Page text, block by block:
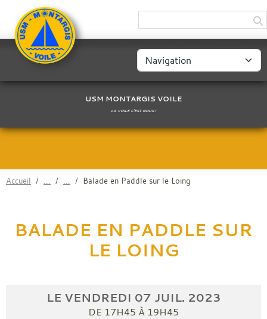
USM MONTARGIS VOILE
LA VOILE C'EST NOUS !
Accueil Balade en Paddle sur le Loing
BALADE EN PADDLE SUR
LE LOING
LE VENDREDI 07 JUIL. 2023
DE 17H45 À 19H45
Panneau de gestion des cookies